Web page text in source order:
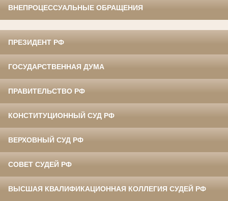
ВНЕПРОЦЕССУАЛЬНЫЕ ОБРАЩЕНИЯ
ПРЕЗИДЕНТ РФ
ГОСУДАРСТВЕННАЯ ДУМА
ПРАВИТЕЛЬСТВО РФ
КОНСТИТУЦИОННЫЙ СУД РФ
ВЕРХОВНЫЙ СУД РФ
СОВЕТ СУДЕЙ РФ
ВЫСШАЯ КВАЛИФИКАЦИОННАЯ КОЛЛЕГИЯ СУДЕЙ РФ